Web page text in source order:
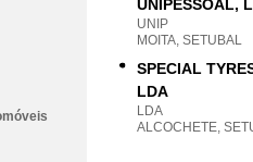
UNIPESSOAL,
UNIP
MOITA, SETUBAL
SPECIAL
LDA
LDA
ALCOCHETE,